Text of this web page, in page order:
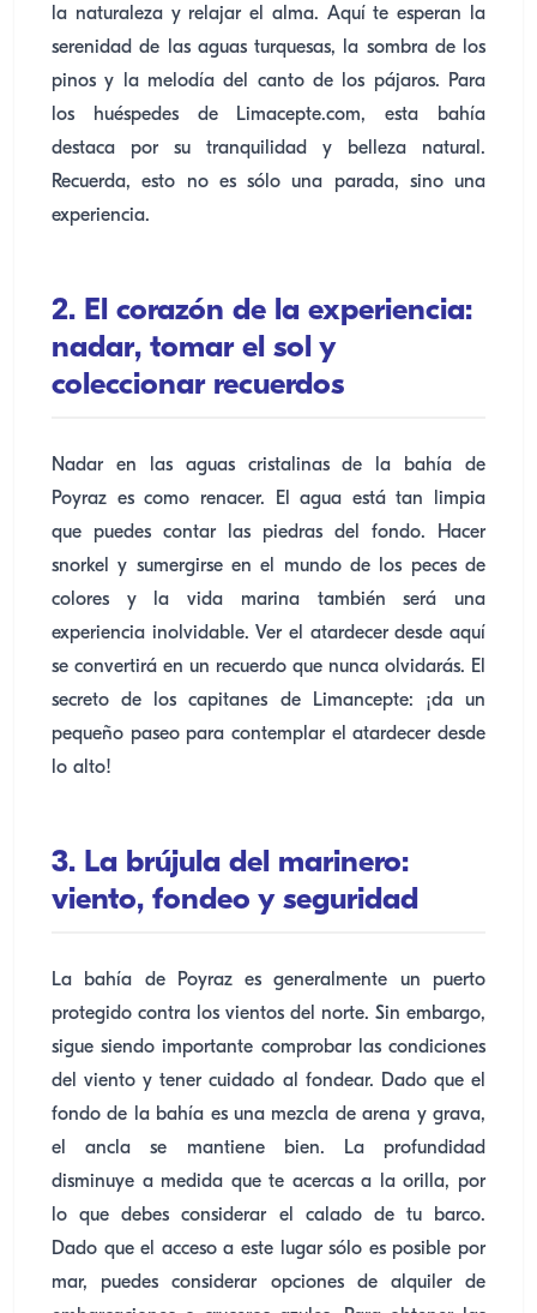
la naturaleza y relajar el alma. Aquí te esperan la
serenidad de las aguas turquesas, la sombra de los
pinos y la melodía del canto de los pájaros. Para
los huéspedes de Limacepte.com, esta bahía
destaca por su tranquilidad y belleza natural.
Recuerda, esto no es sólo una parada, sino una
experiencia.
2. El corazón de la experiencia:
nadar, tomar el sol y
coleccionar recuerdos
Nadar en las aguas cristalinas de la bahía de
Poyraz es como renacer. El agua está tan limpia
que puedes contar las piedras del fondo. Hacer
snorkel y sumergirse en el mundo de los peces de
colores y la vida marina también será una
experiencia inolvidable. Ver el atardecer desde aquí
se convertirá en un recuerdo que nunca olvidarás. El
secreto de los capitanes de Limancepte: ¡da un
pequeño paseo para contemplar el atardecer desde
lo alto!
3. La brújula del marinero:
viento, fondeo y seguridad
La bahía de Poyraz es generalmente un puerto
protegido contra los vientos del norte. Sin embargo,
sigue siendo importante comprobar las condiciones
del viento y tener cuidado al fondear. Dado que el
fondo de la bahía es una mezcla de arena y grava,
el ancla se mantiene bien. La profundidad
disminuye a medida que te acercas a la orilla, por
lo que debes considerar el calado de tu barco.
Dado que el acceso a este lugar sólo es posible por
mar, puedes considerar opciones de alquiler de